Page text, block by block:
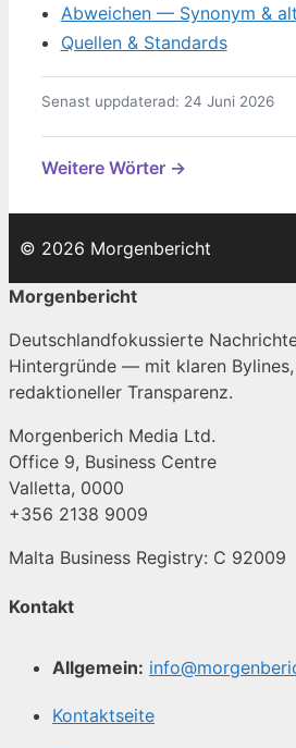
Abweichen — Synonym &
Quellen & Standards
Senast uppdaterad: 24 Juni 2026
Weitere Wörter →
© 2026 Morgenbericht
Morgenbericht
Deutschlandfokussierte
Hintergründe — mit klaren
redaktioneller Transparenz.
Morgenberich Media Ltd.
Office 9, Business Centre
Valletta, 0000
+356 2138 9009
Malta Business Registry: C 92009
Kontakt
Allgemein:
Kontaktseite